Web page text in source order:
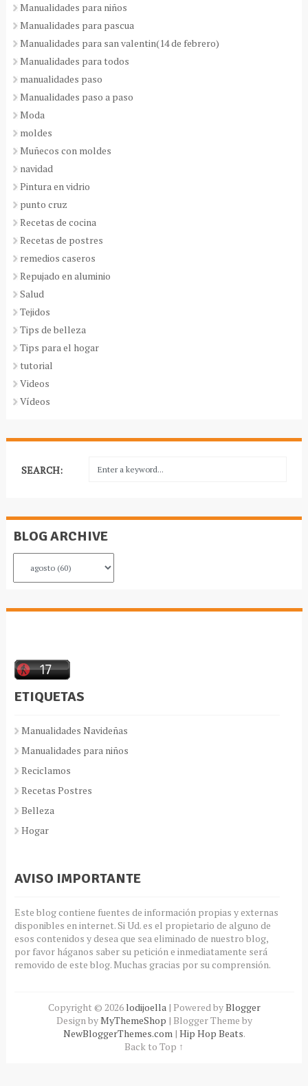
Manualidades para niños
Manualidades para pascua
Manualidades para san valentin(14 de febrero)
Manualidades para todos
manualidades paso
Manualidades paso a paso
Moda
moldes
Muñecos con moldes
navidad
Pintura en vidrio
punto cruz
Recetas de cocina
Recetas de postres
remedios caseros
Repujado en aluminio
Salud
Tejidos
Tips de belleza
Tips para el hogar
tutorial
Videos
Vídeos
SEARCH:
BLOG ARCHIVE
ETIQUETAS
Manualidades Navideñas
Manualidades para niños
Reciclamos
Recetas Postres
Belleza
Hogar
AVISO IMPORTANTE
Este blog contiene fuentes de información propias y externas
disponibles en internet. Si Ud. es el propietario de alguno de
esos contenidos y desea que sea eliminado de nuestro blog,
por favor háganos saber su petición e inmediatamente será
removido de este blog. Muchas gracias por su comprensión.
Copyright © 2026 lodijoella | Powered byBlogger
Design byMyThemeShop | Blogger Theme by
NewBloggerThemes.com | Hip Hop Beats.
Back to Top ↑